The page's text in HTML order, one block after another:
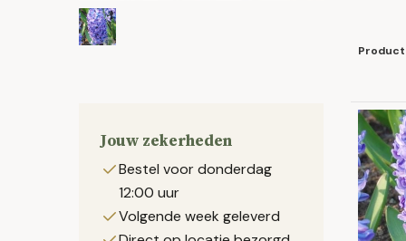
Jouw zekerheden
Bestel voor donderdag
12:00 uur
Volgende week geleverd
Product